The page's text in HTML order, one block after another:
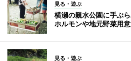
見る・遊ぶ
横瀬の親水公園に手ぶ
ホルモンや地元野菜用意
見る・遊ぶ